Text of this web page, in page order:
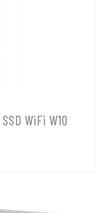
WiFi W10